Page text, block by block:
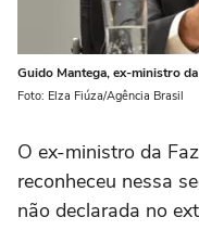
Guido Mantega, ex-ministro
Foto: Elza Fiúza/Agência Brasil
O ex-ministro da
reconheceu nessa
não declarada no